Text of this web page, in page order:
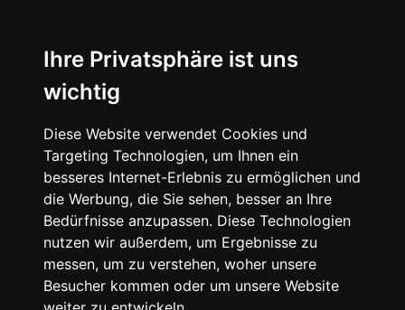
Ihre Privatsphäre ist uns
wichtig
Diese Website verwendet Cookies und
Targeting Technologien, um Ihnen ein
besseres Internet-Erlebnis zu ermöglichen und
die Werbung, die Sie sehen, besser an Ihre
Bedürfnisse anzupassen. Diese Technologien
nutzen wir außerdem, um Ergebnisse zu
messen, um zu verstehen, woher unsere
Besucher kommen oder um unsere Website